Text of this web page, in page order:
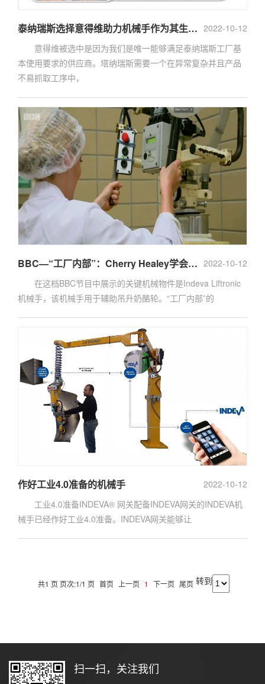
2022-10-12
泰纳瑞斯选择意得维助力机械手作为其生产车间的智能搬运设备的供应商
意得维被选中是因为我们是唯一能够满足泰纳瑞斯工厂基
本使用要求的供应商。塔纳瑞斯需要一个在异常复杂并且产品
不易抓取工序中，
2022-10-12
BBC—“工厂内部”：Cherry Healey学会如何毫不费力地吊升重物
在这档BBC节目中展示的关键机械物件是Indeva Liftronic
机械手，该机械手用于辅助吊升奶酪轮。“工厂内部”的
2022-10-12
作好工业4.0准备的机械手
工业4.0准备INDEVA® 网关配备INDEVA网关的INDEVA机
械手已经作好工业4.0准备。INDEVA网关能够让
共1 页 页次:1/1 页 首页 上一页 1 下一页 尾页 转到
扫一扫，关注我们